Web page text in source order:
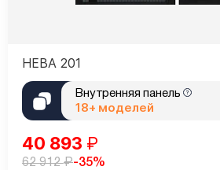
НЕВА 201
Внутренняя панель
18+ моделей
40 893 ₽
62 912₽-35%